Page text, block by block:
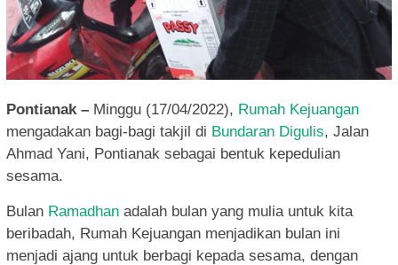
Pontianak – Minggu (17/04/2022), Rumah Kejuangan
mengadakan bagi-bagi takjil di Bundaran Digulis, Jalan
Ahmad Yani, Pontianak sebagai bentuk kepedulian
sesama.
Bulan Ramadhan adalah bulan yang mulia untuk kita
beribadah, Rumah Kejuangan menjadikan bulan ini
menjadi ajang untuk berbagi kepada sesama, dengan